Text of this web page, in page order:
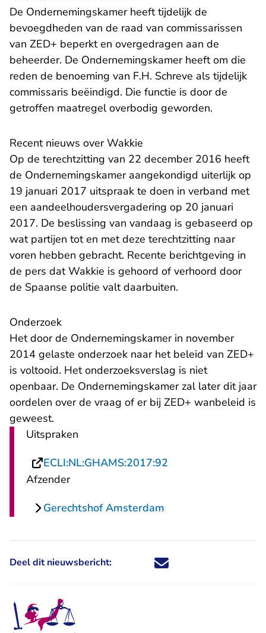
De Ondernemingskamer heeft tijdelijk de
bevoegdheden van de raad van commissarissen
van ZED+ beperkt en overgedragen aan de
beheerder. De Ondernemingskamer heeft om die
reden de benoeming van F.H. Schreve als tijdelijk
commissaris beëindigd. Die functie is door de
getroffen maatregel overbodig geworden.
Recent nieuws over Wakkie
Op de terechtzitting van 22 december 2016 heeft
de Ondernemingskamer aangekondigd uiterlijk op
19 januari 2017 uitspraak te doen in verband met
een aandeelhoudersvergadering op 20 januari
2017. De beslissing van vandaag is gebaseerd op
wat partijen tot en met deze terechtzitting naar
voren hebben gebracht. Recente berichtgeving in
de pers dat Wakkie is gehoord of verhoord door
de Spaanse politie valt daarbuiten.
Onderzoek
Het door de Ondernemingskamer in november
2014 gelaste onderzoek naar het beleid van ZED+
is voltooid. Het onderzoeksverslag is niet
openbaar. De Ondernemingskamer zal later dit jaar
oordelen over de vraag of er bij ZED+ wanbeleid is
geweest.
Uitspraken
ECLI:NL:GHAMS:2017:92
Afzender
Gerechtshof Amsterdam
Deel dit nieuwsbericht: Deel dit nieuwsbericht via X -
Deel dit nieuwsbericht via
Deel dit nieuwsbericht
Deel dit